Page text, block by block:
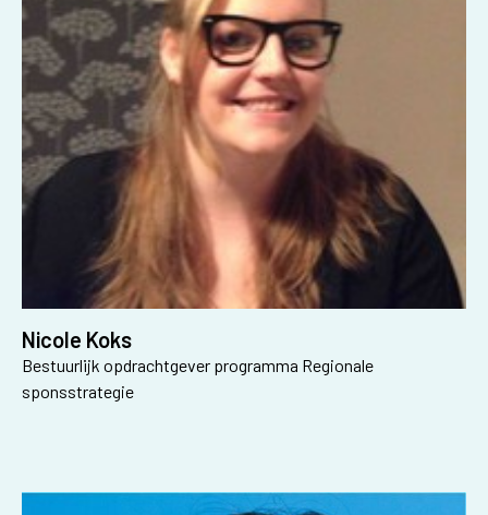
Nicole Koks
Bestuurlijk opdrachtgever programma Regionale
sponsstrategie